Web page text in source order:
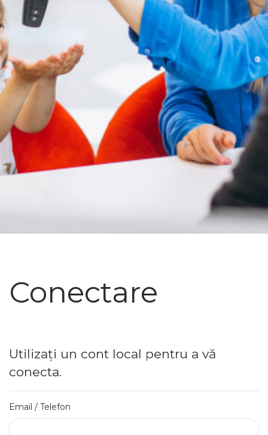
Conectare
Utilizați un cont local pentru a vă
conecta.
Email / Telefon